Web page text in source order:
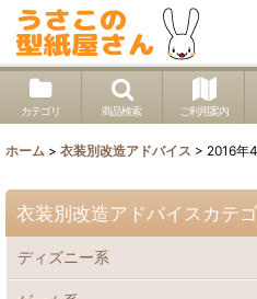
カテゴリ 商品検索 ご利用案内
ホーム > 衣装別改造アドバイス > 2016年
衣装別改造アドバイスカテ
ディズニー系